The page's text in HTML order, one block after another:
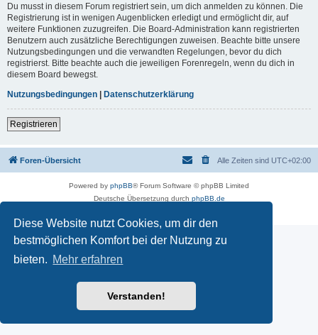
Diese Website nutzt Cookies, um dir den
bestmöglichen Komfort bei der Nutzung zu
bieten. Mehr erfahren
Verstanden!
Du musst in diesem Forum registriert sein, um dich anmelden zu können. Die
Registrierung ist in wenigen Augenblicken erledigt und ermöglicht dir, auf
weitere Funktionen zuzugreifen. Die Board-Administration kann registrierten
Benutzern auch zusätzliche Berechtigungen zuweisen. Beachte bitte unsere
Nutzungsbedingungen und die verwandten Regelungen, bevor du dich
registrierst. Bitte beachte auch die jeweiligen Forenregeln, wenn du dich in
diesem Board bewegst.
Nutzungsbedingungen | Datenschutzerklärung
Registrieren
Foren-Übersicht Alle Zeiten sind UTC+02:00
Powered by phpBB® Forum Software © phpBB Limited
Deutsche Übersetzung durch phpBB.de